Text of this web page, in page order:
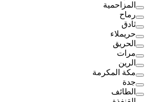
المزاحمية
رماح
ثادق
حريملاء
الحريق
مرات
الرين
مكة المكرمة
جدة
الطائف